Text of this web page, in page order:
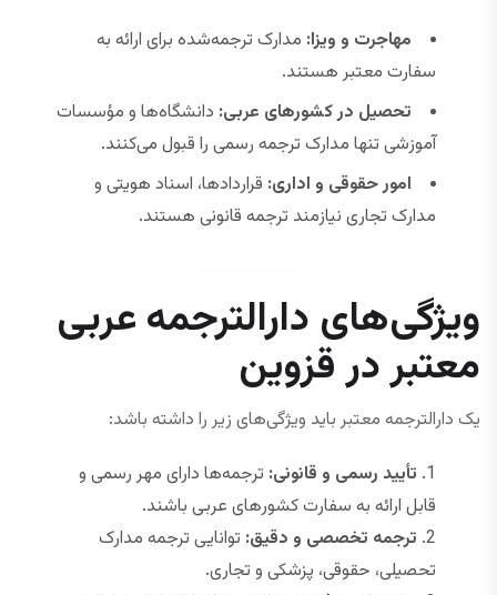
مهاجرت و ویزا: مدارک ترجمه‌شده برای ارائه به
سفارت معتبر هستند.
تحصیل در کشورهای عربی: دانشگاه‌ها و مؤسسات
آموزشی تنها مدارک ترجمه رسمی را قبول می‌کنند.
امور حقوقی و اداری: قراردادها، اسناد هویتی و
مدارک تجاری نیازمند ترجمه قانونی هستند.
ویژگی‌های دارالترجمه عربی
معتبر در قزوین
یک دارالترجمه معتبر باید ویژگی‌های زیر را داشته باشد:
تأیید رسمی و قانونی: ترجمه‌ها دارای مهر رسمی و
قابل ارائه به سفارت کشورهای عربی باشند.
ترجمه تخصصی و دقیق: توانایی ترجمه مدارک
تحصیلی، حقوقی، پزشکی و تجاری.